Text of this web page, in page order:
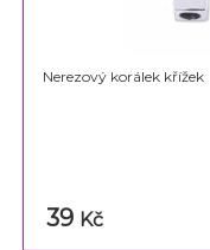
Nerezový korálek křížek
39 Kč